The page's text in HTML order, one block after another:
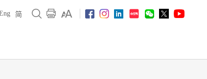
简